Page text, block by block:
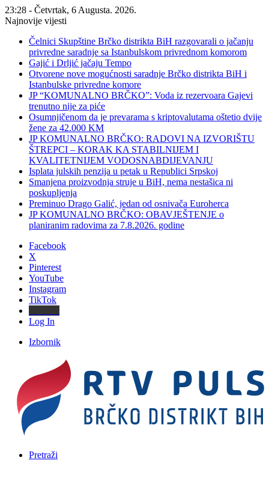
23:28 - Četvrtak, 6 Augusta. 2026.
Najnovije vijesti
Čelnici Skupštine Brčko distrikta BiH razgovarali o jačanju
privredne saradnje sa Istanbulskom privrednom komorom
Gajić i Drljić jačaju Tempo
Otvorene nove mogućnosti saradnje Brčko distrikta BiH i
Istanbulske privredne komore
JP “KOMUNALNO BRČKO”: Voda iz rezervoara Gajevi
trenutno nije za piće
Osumnjičenom da je prevarama s kriptovalutama oštetio dvije
žene za 42.000 KM
JP KOMUNALNO BRČKO: RADOVI NA IZVORIŠTU
ŠTREPCI – KORAK KA STABILNIJEM I
KVALITETNIJEM VODOSNABDIJEVANJU
Isplata julskih penzija u petak u Republici Srpskoj
Smanjena proizvodnja struje u BiH, nema nestašica ni
poskupljenja
Preminuo Drago Galić, jedan od osnivača Euroherca
JP KOMUNALNO BRČKO: OBAVJEŠTENJE o
planiranim radovima za 7.8.2026. godine
Facebook
X
Pinterest
YouTube
Instagram
TikTok
Log In
Izbornik
Pretraži